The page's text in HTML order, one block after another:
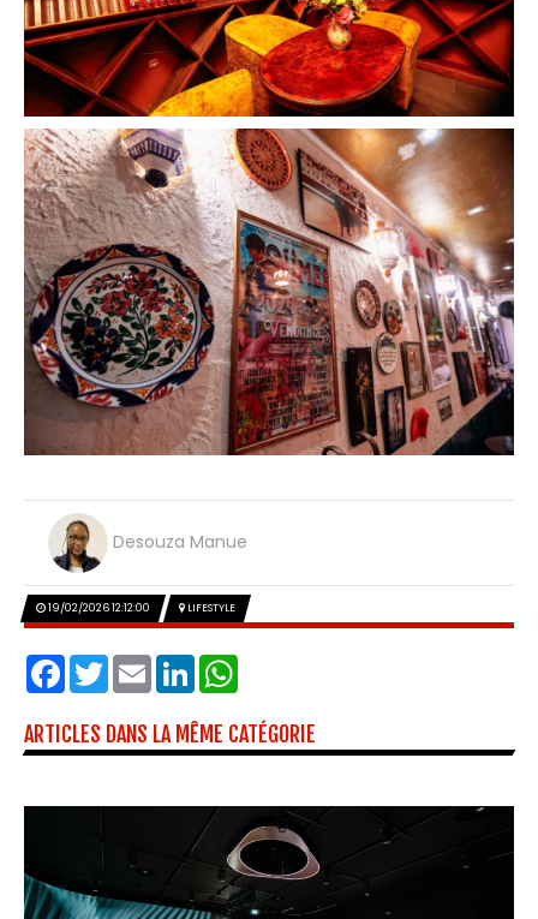
Desouza Manue
19/02/2026 12:12:00 LIFESTYLE
Facebook
TwitterEmailLinkedIn
ARTICLES DANS LA MÊME CATÉGORIE